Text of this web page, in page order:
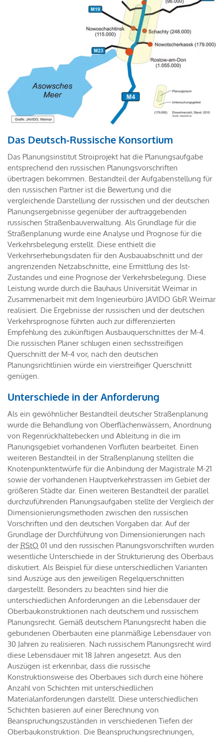
Das Deutsch-Russische Konsortium
Das Planungsinstitut Stroiprojekt hat die Planungsaufgabe
entsprechend den russischen Planungsvorschriften
übertragen bekommen. Bestandteil der Aufgabenstellung für
den russischen Partner ist die Bewertung und die
vergleichende Darstellung der russischen und der deutschen
Planungsergebnisse gegenüber der auftraggebenden
russischen Straßenbauverwaltung. Als Grundlage für die
Straßenplanung wurde eine Analyse und Prognose für die
Verkehrsbelegung erstellt. Diese enthielt die
Verkehrserhebungsdaten für den Ausbauabschnitt und der
angrenzenden Netzabschnitte, eine Ermittlung des Ist-
Zustandes und eine Prognose der Verkehrsbelegung. Diese
Leistung wurde durch die Bauhaus Universität Weimar in
Zusammenarbeit mit dem Ingenieurbüro JAVIDO GbR Weimar
realisiert. Die Ergebnisse der russischen und der deutschen
Verkehrsprognose führten auch zur differenzierten
Empfehlung des zukünftigen Ausbauquerschnittes der M-4.
Die russischen Planer schlugen einen sechsstreifigen
Querschnitt der M-4 vor, nach den deutschen
Planungsrichtlinien würde ein vierstreifiger Querschnitt
genügen.
Unterschiede in der Anforderung
Als ein gewöhnlicher Bestandteil deutscher Straßenplanung
wurde die Behandlung von Oberflächenwässern, Anordnung
von Regenrückhaltebecken und Ableitung in die im
Planungsgebiet vorhandenen Vorfluten bearbeitet. Einen
weiteren Bestandteil in der Straßenplanung stellten die
Knotenpunktentwürfe für die Anbindung der Magistrale M-21
sowie der vorhandenen Hauptverkehrstrassen im Gebiet der
größeren Städte dar. Einen weiteren Bestandteil der parallel
durchzuführenden Planungsaufgaben stellte der Vergleich der
Dimensionierungsmethoden zwischen den russischen
Vorschriften und den deutschen Vorgaben dar. Auf der
Grundlage der Durchführung von Dimensionierungen nach
der RStO 01 und den russischen Planungsvorschriften wurden
wesentliche Unterschiede in der Strukturierung des Oberbaus
diskutiert. Als Beispiel für diese unterschiedlichen Varianten
sind Auszüge aus den jeweiligen Regelquerschnitten
dargestellt. Besonders zu beachten sind hier die
unterschiedlichen Anforderungen an die Lebensdauer der
Oberbaukonstruktionen nach deutschem und russischem
Planungsrecht. Gemäß deutschem Planungsrecht haben die
gebundenen Oberbauten eine planmäßige Lebensdauer von
30 Jahren zu realisieren. Nach russischem Planungsrecht wird
diese Lebensdauer mit 18 Jahren angesetzt. Aus den
Auszügen ist erkennbar, dass die russische
Konstruktionsweise des Oberbaues sich durch eine höhere
Anzahl von Schichten mit unterschiedlichen
Materialanforderungen darstellt. Diese unterschiedlichen
Schichten basieren auf einer Berechnung von
Beanspruchungszuständen in verschiedenen Tiefen der
Oberbaukonstruktion. Die Beanspruchungsrechnungen,